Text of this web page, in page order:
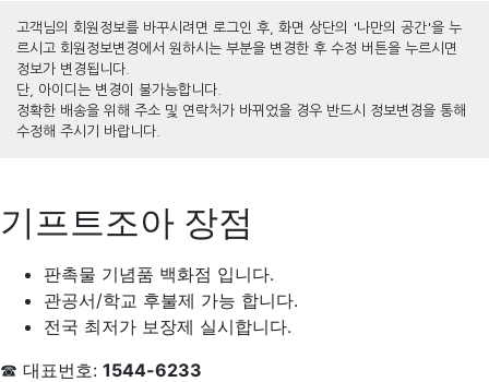
고객님의 회원정보를 바꾸시려면 로그인 후, 화면 상단의 '나만의 공간'을 누
르시고 회원정보변경에서 원하시는 부분을 변경한 후 수정 버튼을 누르시면
정보가 변경됩니다.
단, 아이디는 변경이 불가능합니다.
정확한 배송을 위해 주소 및 연락처가 바뀌었을 경우 반드시 정보변경을 통해
수정해 주시기 바랍니다.
기프트조아 장점
판촉물 기념품 백화점 입니다.
관공서/학교 후불제 가능 합니다.
전국 최저가 보장제 실시합니다.
☎ 대표번호: 1544-6233